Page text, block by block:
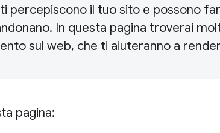
percepiscono il tuo sito e possono
In questa pagina troverai
sul web, che ti aiuteranno a
pagina: